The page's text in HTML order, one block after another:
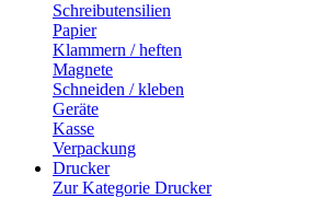
Schreibutensilien
Papier
Klammern / heften
Magnete
Schneiden / kleben
Geräte
Kasse
Verpackung
Drucker
Zur Kategorie Drucker